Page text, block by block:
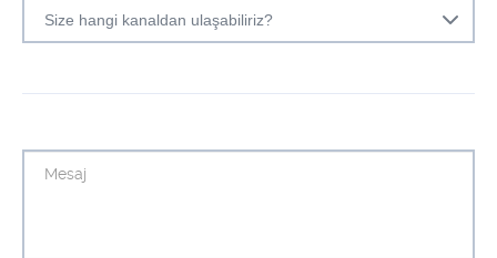
Size hangi kanaldan ulaşabiliriz?